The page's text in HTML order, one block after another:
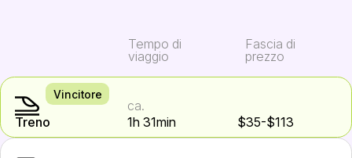
Tempo di
viaggio
Fascia di
prezzo
Vincitore
Treno
ca.
1h 31min
$35-$113